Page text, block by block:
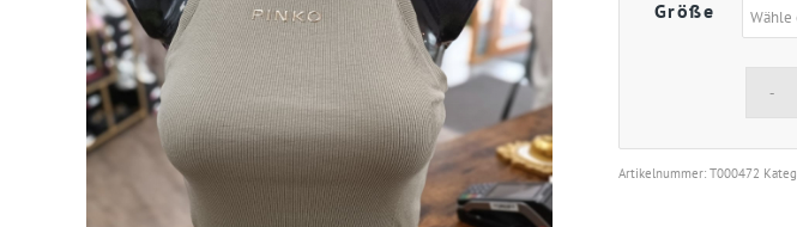
Größe
Artikelnummer:T000472